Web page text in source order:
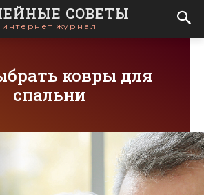
СОВЕТЫ
интернет журнал
ковры для
спальни